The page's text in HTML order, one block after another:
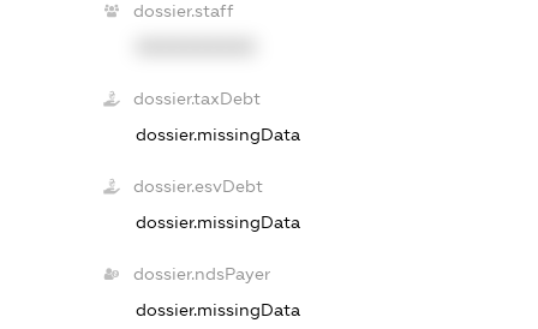
dossier.staff
dossier.taxDebt
dossier.missingData
dossier.esvDebt
dossier.missingData
dossier.ndsPayer
dossier.missingData